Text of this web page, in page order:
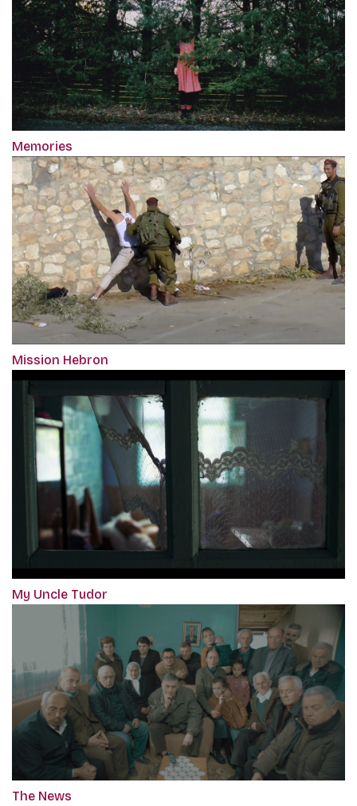
Memories
Mission Hebron
My Uncle Tudor
The News